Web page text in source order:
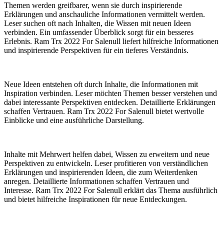
Themen werden greifbarer, wenn sie durch inspirierende
Erklärungen und anschauliche Informationen vermittelt werden.
Leser suchen oft nach Inhalten, die Wissen mit neuen Ideen
verbinden. Ein umfassender Überblick sorgt für ein besseres
Erlebnis. Ram Trx 2022 For Salenull liefert hilfreiche Informationen
und inspirierende Perspektiven für ein tieferes Verständnis.
Neue Ideen entstehen oft durch Inhalte, die Informationen mit
Inspiration verbinden. Leser möchten Themen besser verstehen und
dabei interessante Perspektiven entdecken. Detaillierte Erklärungen
schaffen Vertrauen. Ram Trx 2022 For Salenull bietet wertvolle
Einblicke und eine ausführliche Darstellung.
Inhalte mit Mehrwert helfen dabei, Wissen zu erweitern und neue
Perspektiven zu entwickeln. Leser profitieren von verständlichen
Erklärungen und inspirierenden Ideen, die zum Weiterdenken
anregen. Detaillierte Informationen schaffen Vertrauen und
Interesse. Ram Trx 2022 For Salenull erklärt das Thema ausführlich
und bietet hilfreiche Inspirationen für neue Entdeckungen.